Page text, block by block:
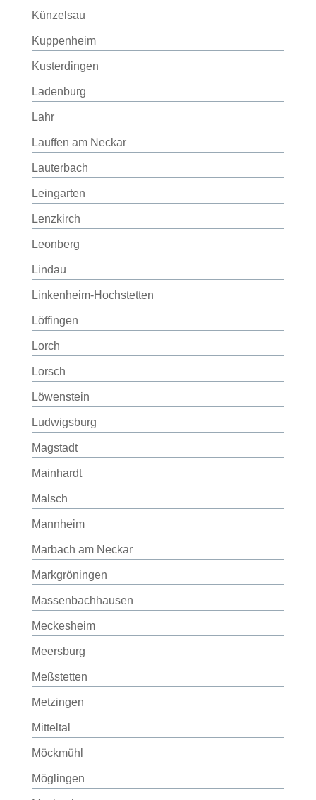
Künzelsau
Kuppenheim
Kusterdingen
Ladenburg
Lahr
Lauffen am Neckar
Lauterbach
Leingarten
Lenzkirch
Leonberg
Lindau
Linkenheim-Hochstetten
Löffingen
Lorch
Lorsch
Löwenstein
Ludwigsburg
Magstadt
Mainhardt
Malsch
Mannheim
Marbach am Neckar
Markgröningen
Massenbachhausen
Meckesheim
Meersburg
Meßstetten
Metzingen
Mitteltal
Möckmühl
Möglingen